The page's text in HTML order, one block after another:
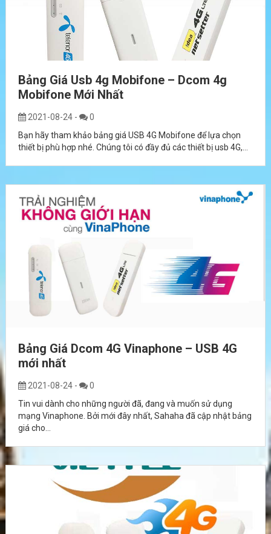
Bảng Giá Usb 4g Mobifone – Dcom 4g
Mobifone Mới Nhất
2021-08-24 -
0
Bạn hãy tham khảo bảng giá USB 4G Mobifone để lựa chọn
thiết bị phù hợp nhé. Chúng tôi có đầy đủ các thiết bị usb 4G,...
Bảng Giá Dcom 4G Vinaphone – USB 4G
mới nhất
2021-08-24 -
0
Tin vui dành cho những người đã, đang và muốn sử dụng
mạng Vinaphone. Bởi mới đây nhất, Sahaha đã cập nhật bảng
giá cho...